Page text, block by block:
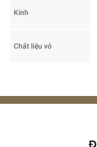
Kính
Chất liệu vỏ